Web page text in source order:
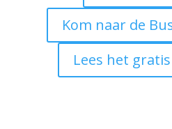
Kom naar de
Lees het